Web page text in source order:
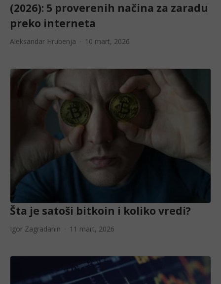
(2026): 5 proverenih načina za zaradu
preko interneta
Aleksandar Hrubenja 10 mart, 2026
Šta je satoši bitkoin i koliko vredi?
Igor Zagradanin 11 mart, 2026